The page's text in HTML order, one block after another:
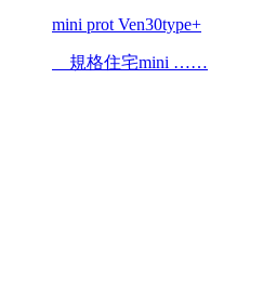
mini prot Ven30type+
規格住宅mini ……